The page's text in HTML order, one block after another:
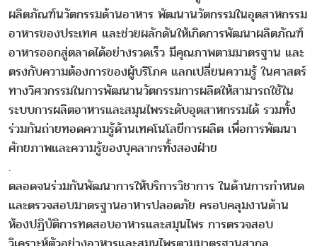
ผลิตภัณฑ์นวัตกรรมด้านอาหาร พัฒนานวัตกรรมในอุตสาหกรรม
อาหารของประเทศ และช่วยผลักดันให้เกิดการพัฒนาผลิตภัณฑ์
อาหารออกสู่ตลาดได้อย่างรวดเร็ว มีคุณภาพตามมาตรฐาน และ
ตรงกับความต้องการของผู้บริโภค แลกเปลี่ยนความรู้ ในศาสตร์
ทางวิศวกรรมในการพัฒนานวัตกรรมการผลิตให้สามารถใช้ใน
ระบบการผลิตอาหารและสมุนไพรระดับอุตสาหกรรมได้ รวมทั้ง
ร่วมกันถ่ายทอดความรู้ด้านเทคโนโลยีการผลิต เพื่อการพัฒนา
ศักยภาพและความรู้ของบุคลากรทั้งสองฝ่าย
.
ตลอดจนร่วมกันพัฒนาการให้บริการวิชาการ ในด้านการกำหนด
และตรวจสอบมาตรฐานอาหารปลอดภัย ครอบคลุมงานด้าน
ห้องปฏิบัติการทดสอบอาหารและสมุนไพร การตรวจสอบ